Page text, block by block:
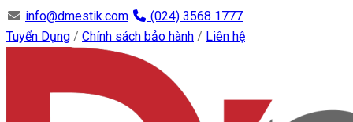
info@dmestik.com
(024) 3568 1777
Tuyển Dụng / Chính sách bảo hành / Liên hệ